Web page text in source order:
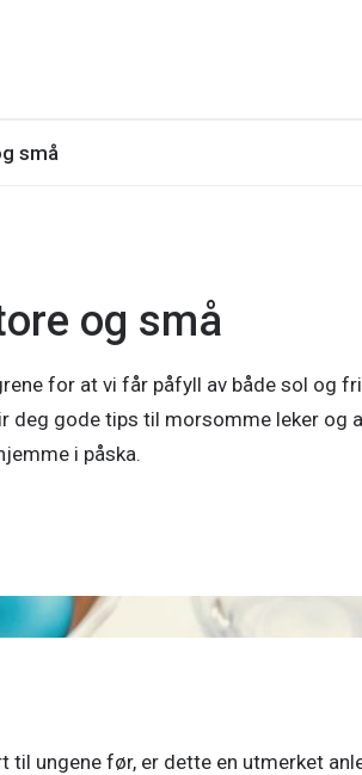
små
og små
for at vi får påfyll av både sol og
deg gode tips til morsomme leker og
i påska.
til ungene før, er dette en utmerket